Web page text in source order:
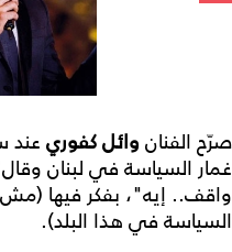
صرّح الفنان وائل كفوري عند
غمار السياسة في لبنان
واقف.. إيه"، بفكر فيها
السياسة في هذا البلد).